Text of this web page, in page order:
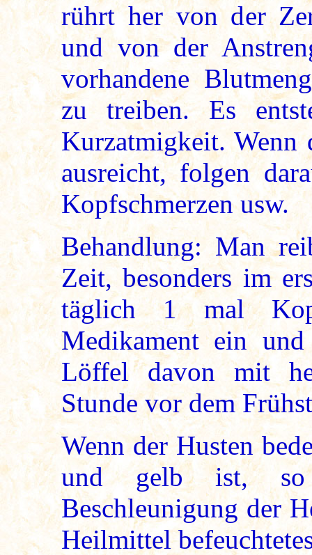
rührt her von der
und von der
vorhandene
zu treiben. Es
Kurzatmigkeit. Wenn
ausreicht, folgen
Kopfschmerzen usw.
Behandlung: Man
Zeit, besonders im
täglich 1 mal
Medikament ein
Löffel davon mit
Stunde vor dem
Wenn der Husten
und gelb ist,
Beschleunigung der
Heilmittel